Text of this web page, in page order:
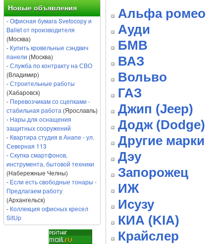
Новые объявления
-Офисная бумага Svetocopy и
Ballet от производителя
(Москва)
- Купить кровельные сэндвич
панели (Москва)
-Служба по контракту на СВО
(Владимир)
-Строительные работы
(Хабаровск)
- Перевозчикам со сцепками -
стабильная работа (Ярославль)
- Нары для оснащения
защитных сооружений
- Квартира студия в Анапе - ул.
Северная 113
-Скупка смартфонов,
инструмента, бытовой техники
(Набережные Челны)
- Если есть свободные тонары -
Предлагаем работу
(Архангельск)
- Коллекция офисных кресел
SitUp
Альфа ромео
Ауди
БМВ
ВАЗ
Вольво
ГАЗ
Джип (Jeep)
Додж (Dodge)
Другие марки
Дэу
Запорожец
ИЖ
Исузу
КИА (KIA)
Крайслер